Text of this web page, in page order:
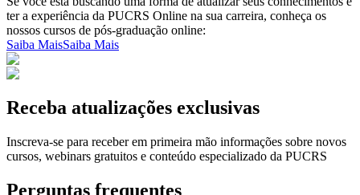
ter a experiência da PUCRS Online na sua carreira, conheça os
nossos cursos de pós-graduação online:
Saiba MaisSaiba Mais
Receba atualizações exclusivas
Inscreva-se para receber em primeira mão informações sobre novos
cursos, webinars gratuitos e conteúdo especializado da PUCRS
Perguntas frequentes